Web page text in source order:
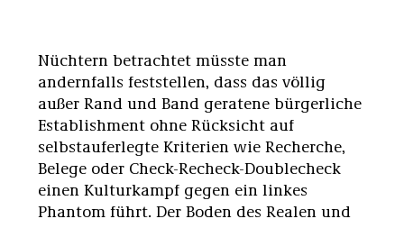
Nüchtern betrachtet müsste man
andernfalls feststellen, dass das völlig
außer Rand und Band geratene bürgerliche
Establishment ohne Rücksicht auf
selbstauferlegte Kriterien wie Recherche,
Belege oder Check-Recheck-Doublecheck
einen Kulturkampf gegen ein linkes
Phantom führt. Der Boden des Realen und